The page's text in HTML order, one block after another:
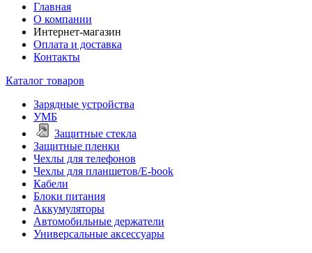
Главная
О компании
Интернет-магазин
Оплата и доставка
Контакты
Каталог товаров
Зарядные устройства
УМБ
Защитные стекла
Защитные пленки
Чехлы для телефонов
Чехлы для планшетов/E-book
Кабели
Блоки питания
Аккумуляторы
Автомобильные держатели
Универсальные аксессуары